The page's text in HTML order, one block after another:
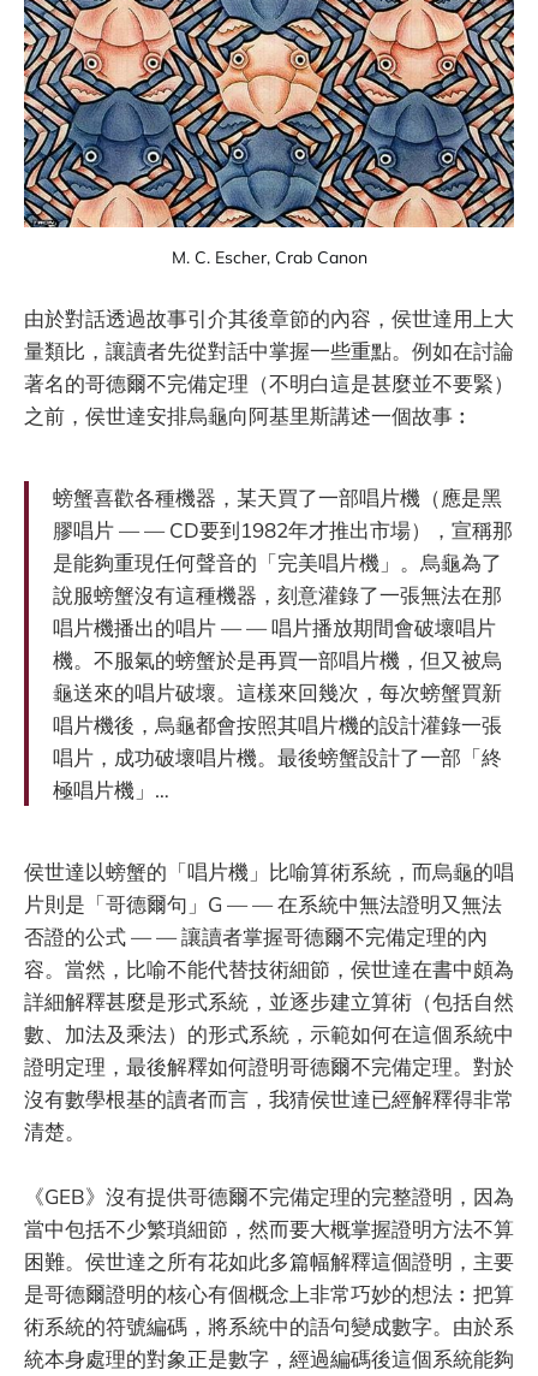
M. C. Escher, Crab Canon
由於對話透過故事引介其後章節的內容，侯世達用上大
量類比，讓讀者先從對話中掌握一些重點。例如在討論
著名的哥德爾不完備定理（不明白這是甚麼並不要緊）
之前，侯世達安排烏龜向阿基里斯講述一個故事︰
螃蟹喜歡各種機器，某天買了一部唱片機（應是黑
膠唱片 — — CD要到1982年才推出市場），宣稱那
是能夠重現任何聲音的「完美唱片機」。烏龜為了
說服螃蟹沒有這種機器，刻意灌錄了一張無法在那
唱片機播出的唱片 — — 唱片播放期間會破壞唱片
機。不服氣的螃蟹於是再買一部唱片機，但又被烏
龜送來的唱片破壞。這樣來回幾次，每次螃蟹買新
唱片機後，烏龜都會按照其唱片機的設計灌錄一張
唱片，成功破壞唱片機。最後螃蟹設計了一部「終
極唱片機」…
侯世達以螃蟹的「唱片機」比喻算術系統，而烏龜的唱
片則是「哥德爾句」G — — 在系統中無法證明又無法
否證的公式 — — 讓讀者掌握哥德爾不完備定理的內
容。當然，比喻不能代替技術細節，侯世達在書中頗為
詳細解釋甚麼是形式系統，並逐步建立算術（包括自然
數、加法及乘法）的形式系統，示範如何在這個系統中
證明定理，最後解釋如何證明哥德爾不完備定理。對於
沒有數學根基的讀者而言，我猜侯世達已經解釋得非常
清楚。
《GEB》沒有提供哥德爾不完備定理的完整證明，因為
當中包括不少繁瑣細節，然而要大概掌握證明方法不算
困難。侯世達之所有花如此多篇幅解釋這個證明，主要
是哥德爾證明的核心有個概念上非常巧妙的想法︰把算
術系統的符號編碼，將系統中的語句變成數字。由於系
統本身處理的對象正是數字，經過編碼後這個系統能夠